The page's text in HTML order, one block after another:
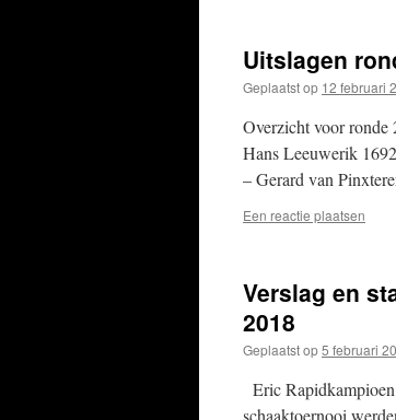
Uitslagen
Geplaatst op 12 februari
Overzicht voor
Hans Leeuwerik
– Gerard van
Een reactie plaatsen
Verslag en
2018
Geplaatst op5 februari
Eric
schaaktoernooi